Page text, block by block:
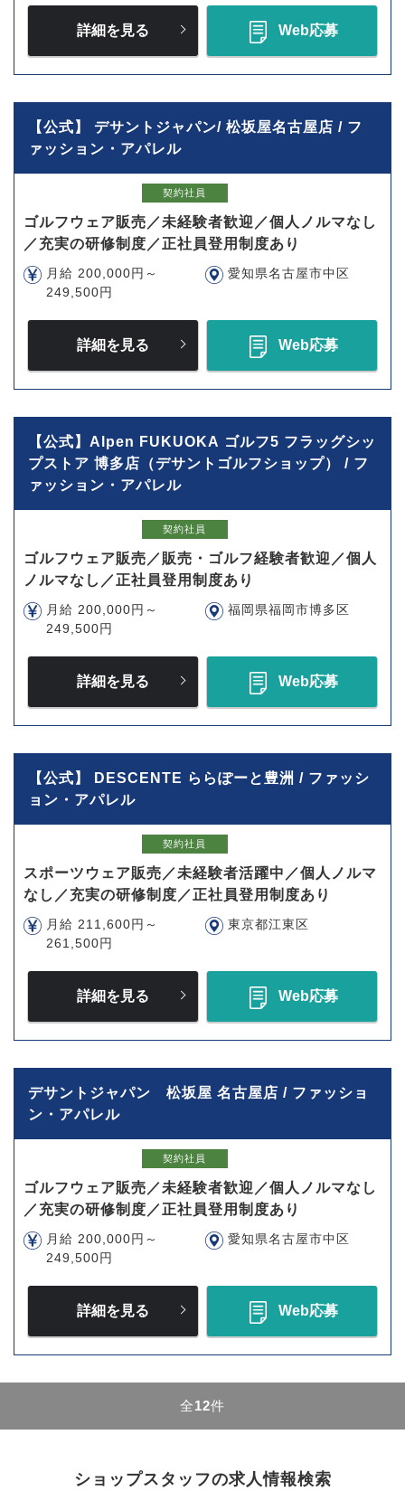
詳細を見る Web応募
【公式】 デサントジャパン/ 松坂屋名古屋店 / フ
ァッション・アパレル
契約社員
ゴルフウェア販売／未経験者歓迎／個人ノルマなし
／充実の研修制度／正社員登用制度あり
月給 200,000円～
249,500円
愛知県名古屋市中区
詳細を見る Web応募
【公式】Alpen FUKUOKA ゴルフ5 フラッグシッ
プストア 博多店（デサントゴルフショップ） / フ
ァッション・アパレル
契約社員
ゴルフウェア販売／販売・ゴルフ経験者歓迎／個人
ノルマなし／正社員登用制度あり
月給 200,000円～
249,500円
福岡県福岡市博多区
詳細を見る Web応募
【公式】 DESCENTE ららぽーと豊洲 / ファッシ
ョン・アパレル
契約社員
スポーツウェア販売／未経験者活躍中／個人ノルマ
なし／充実の研修制度／正社員登用制度あり
月給 211,600円～
261,500円
東京都江東区
詳細を見る Web応募
デサントジャパン 松坂屋 名古屋店 / ファッショ
ン・アパレル
契約社員
ゴルフウェア販売／未経験者歓迎／個人ノルマなし
／充実の研修制度／正社員登用制度あり
月給 200,000円～
249,500円
愛知県名古屋市中区
詳細を見る Web応募
全12件
ショップスタッフの求人情報検索